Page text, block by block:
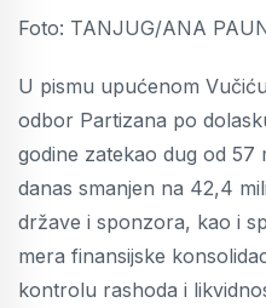
Foto: TANJUG/ANA
U pismu upućenom
odbor Partizana po
godine zatekao dug od 57
danas smanjen na 42,4
države i sponzora, kao i
mera finansijske
kontrolu rashoda i